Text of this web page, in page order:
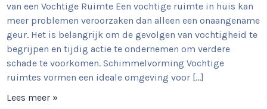
van een Vochtige Ruimte Een vochtige ruimte in huis kan
meer problemen veroorzaken dan alleen een onaangename
geur. Het is belangrijk om de gevolgen van vochtigheid te
begrijpen en tijdig actie te ondernemen om verdere
schade te voorkomen. Schimmelvorming Vochtige
ruimtes vormen een ideale omgeving voor […]
Lees meer »